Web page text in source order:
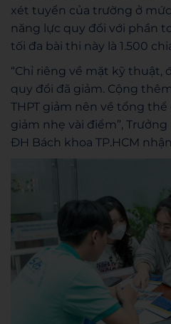
xét tuyển của trường ở
năng lực quy đổi với phần
tối đa bài thi này là 1.500
“Chỉ riêng về mặt kỹ thuật,
quy đổi đã giảm. Cộng
THPT giảm nên về tổng
giảm nhẹ vài điểm”,
ĐH Bách khoa TP.HCM